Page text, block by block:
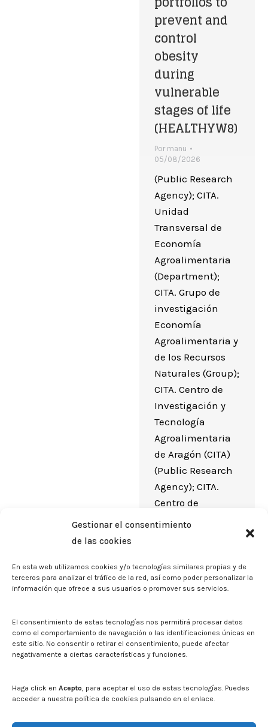
Gestionar el consentimiento
de las cookies
En esta web utilizamos cookies y/o tecnologías similares propias y de
terceros para analizar el tráfico de la red, así como poder personalizar la
información que ofrece a sus usuarios o promover sus servicios.
El consentimiento de estas tecnologías nos permitirá procesar datos
como el comportamiento de navegación o las identificaciones únicas en
este sitio. No consentir o retirar el consentimiento, puede afectar
negativamente a ciertas características y funciones.
Haga click en Acepto, para aceptar el uso de estas tecnologías. Puedes
acceder a nuestra política de cookies pulsando en el enlace.
prevent and
control
obesity
during
vulnerable
stages of life
(HEALTHYW8)
Por manu
05/08/2026
(Public Research
Agency); CITA.
Unidad
Transversal de
Economía
Agroalimentaria
(Department);
CITA. Grupo de
investigación
Economía
Agroalimentaria y
de los Recursos
Naturales (Group);
CITA. Centro de
Investigación y
Tecnología
Agroalimentaria
de Aragón (CITA)
(Public Research
Agency); CITA.
Centro de
Investigación y
de Aragón (CITA).
Instituto
de Aragón (IA2)
(Institute or
University